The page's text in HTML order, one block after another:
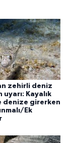
zehirli deniz
uyarı: Kayalık
denize girerken
Ek